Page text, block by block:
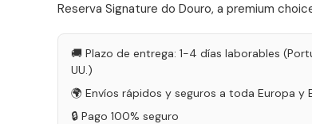
Reserva Signature do Douro, a premium
🚚 Plazo de entrega: 1-4 días laborables
UU.)
🌍 Envíos rápidos y seguros a toda Europa y
🔒 Pago 100% seguro